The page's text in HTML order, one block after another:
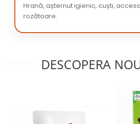
Hrană, așternut igienic, cuști,
rozătoare.
DESCOPERA